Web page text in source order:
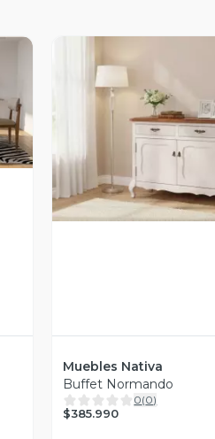
Vista Previa
Muebles Nativa
Buffet Normando
0(0)
$385.990